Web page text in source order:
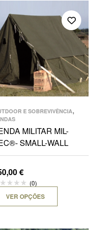
E SOBREVIVÊNCIA,
MILITAR MIL-
SMALL-WALL
€
(0)
VER OPÇÕES